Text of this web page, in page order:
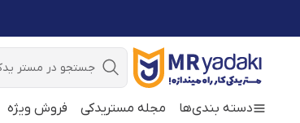
جستجو
دسته بندی‌ها مجله مستریدکی فروش ویژه